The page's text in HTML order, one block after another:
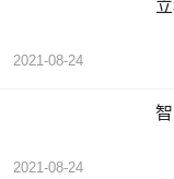
2021-08-24
2021-08-24